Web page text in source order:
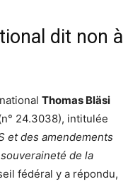
dit non à
Thomas Bläsi
24.3038), intitulée
et des amendements
de la
fédéral y a répondu,